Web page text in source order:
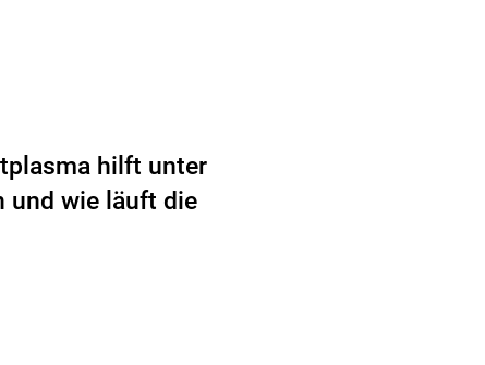
hilft unter
und wie läuft die